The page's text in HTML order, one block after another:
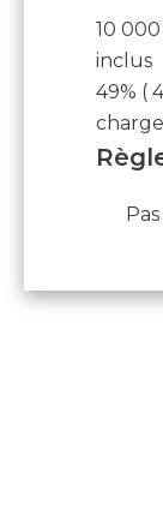
10
inclus
49% (